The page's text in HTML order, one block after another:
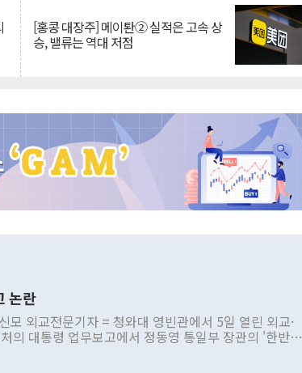
[홍콩 대장주] 메이퇀② 실적은 고속 상
승, 밸류는 역대 저점
논란
모 외교전문기자 = 청와대 영빈관에서 5일 열린 외교·
의 대통령 업무보고에서 정동영 통일부 장관의 '한반도
조율을 거치지 않은 사안을 정책으로 추진하겠다고 공